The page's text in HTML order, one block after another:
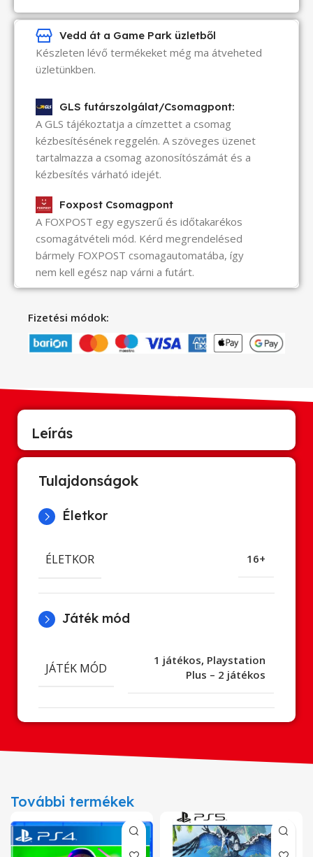
Vedd át a Game Park üzletből
Készleten lévő termékeket még ma átveheted
üzletünkben.
GLS futárszolgálat/Csomagpont:
A GLS tájékoztatja a címzettet a csomag
kézbesítésének reggelén. A szöveges üzenet
tartalmazza a csomag azonosítószámát és a
kézbesítés várható idejét.
Foxpost Csomagpont
A FOXPOST egy egyszerű és időtakarékos
csomagátvételi mód. Kérd megrendelésed
bármely FOXPOST csomagautomatába, így
nem kell egész nap várni a futárt.
Fizetési módok:
Leírás
Tulajdonságok
Életkor
ÉLETKOR 16+
Játék mód
JÁTÉK MÓD
1 játékos, Playstation
Plus – 2 játékos
További termékek